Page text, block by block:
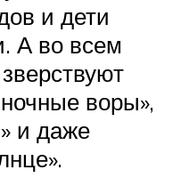
и дети
А во всем
воры»,
и даже